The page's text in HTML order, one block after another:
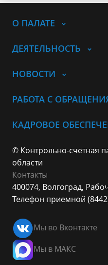
О ПАЛАТЕ
ДЕЯТЕЛЬНОСТЬ
НОВОСТИ
РАБОТА С
КАДРОВОЕ
© Контрольно-счетная
области
Контакты
400074, Волгоград,
Телефон приемной
Мы во Вконтакте
Мы в МАКС